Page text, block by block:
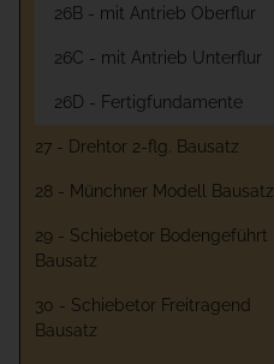
26B - mit Antrieb Oberflur
26C - mit Antrieb Unterflur
26D - Fertigfundamente
27 - Drehtor 2-flg. Bausatz
28 - Münchner Modell Bausatz
29 - Schiebetor Bodengeführt
Bausatz
30 - Schiebetor Freitragend
Bausatz